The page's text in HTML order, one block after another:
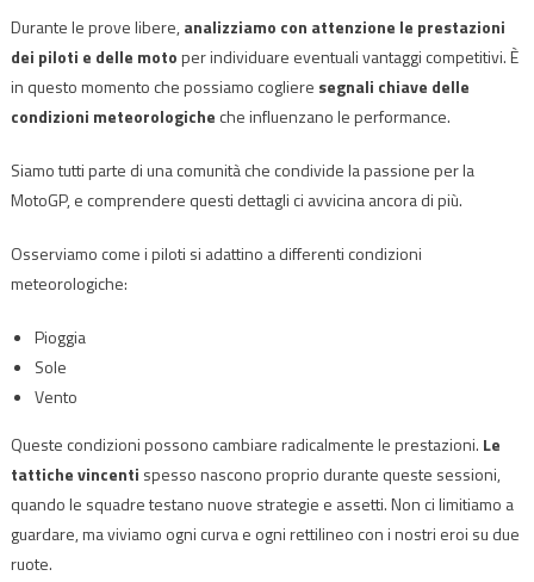
Durante le prove libere,analizziamo con attenzione le prestazioni
dei piloti e delle motoper individuare eventuali vantaggi competitivi. È
in questo momento che possiamo cogliere segnali chiave delle
condizioni meteorologiche che influenzano le performance.
Siamo tutti parte di una comunità che condivide la passione per la
MotoGP, e comprendere questi dettagli ci avvicina ancora di più.
Osserviamo come i piloti si adattino a differenti condizioni
meteorologiche:
Pioggia
Sole
Vento
Queste condizioni possono cambiare radicalmente le prestazioni. Le
tattiche vincenti spesso nascono proprio durante queste sessioni,
quando le squadre testano nuove strategie e assetti. Non ci limitiamo a
guardare, ma viviamo ogni curva e ogni rettilineo con i nostri eroi su due
ruote.